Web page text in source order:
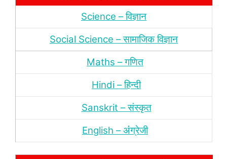
Science – विज्ञान
Social Science – सामाजिक विज्ञान
Maths – गणित
Hindi – हिन्‍दी
Sanskrit – संस्‍कृत
English – अंंग्रेजी